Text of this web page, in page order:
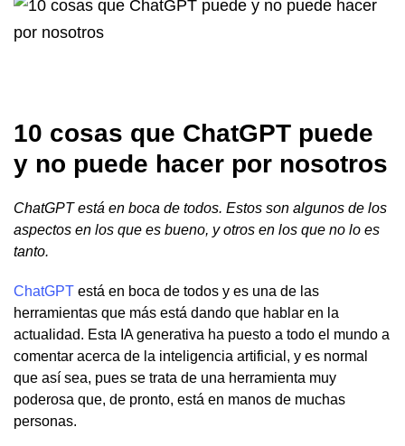
10 cosas que ChatGPT puede
y no puede hacer por nosotros
ChatGPT está en boca de todos. Estos son algunos de los
aspectos en los que es bueno, y otros en los que no lo es
tanto.
ChatGPT está en boca de todos y es una de las
herramientas que más está dando que hablar en la
actualidad. Esta IA generativa ha puesto a todo el mundo a
comentar acerca de la inteligencia artificial, y es normal
que así sea, pues se trata de una herramienta muy
poderosa que, de pronto, está en manos de muchas
personas.